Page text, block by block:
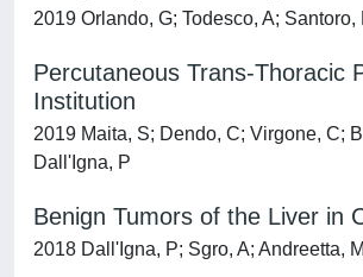
2019 Orlando, G; Todesco, A;
Percutaneous Trans-Thoracic
Institution
2019 Maita, S; Dendo, C; Virgone, C;
Dall'Igna, P
Benign Tumors of the Liver in
2018 Dall'Igna, P; Sgro, A; Andreetta,